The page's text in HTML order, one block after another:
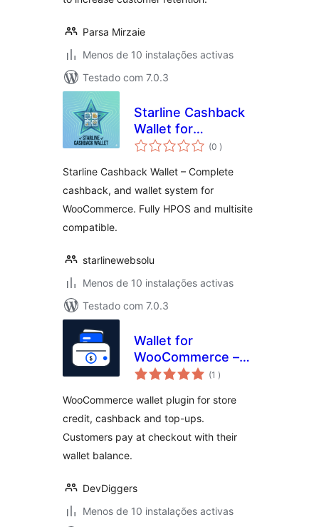
Parsa Mirzaie
Menos de 10 instalações activas
Testado com 7.0.3
Starline Cashback
Wallet for
WooCommerce
(0 classificações
)
Starline Cashback Wallet – Complete
cashback, and wallet system for
WooCommerce. Fully HPOS and multisite
compatible.
starlinewebsolu
Menos de 10 instalações activas
Testado com 7.0.3
Wallet for
WooCommerce –
Store Credit,
& Wallet Payments
(1 classificações
)
WooCommerce wallet plugin for store
credit, cashback and top-ups.
Customers pay at checkout with their
wallet balance.
DevDiggers
Menos de 10 instalações activas